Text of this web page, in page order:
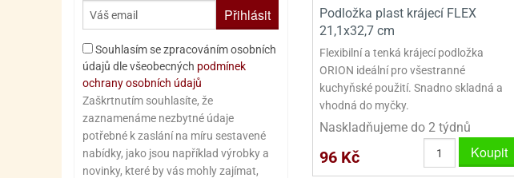
Přihlásit
Souhlasím se zpracováním osobních
údajů dle všeobecných podmínek
ochrany osobních údajů
Zaškrtnutím souhlasíte, že
zaznamenáme nezbytné údaje
potřebné k zaslání na míru sestavené
nabídky, jako jsou například výrobky a
novinky, které by vás mohly zajímat,
Podložka plast krájecí FLEX
21,1x32,7 cm
Flexibilní a tenká krájecí podložka
ORION ideální pro všestranné
kuchyňské použití. Snadno skladná a
vhodná do myčky.
Naskladňujeme do 2 týdnů
96 Kč Koupit